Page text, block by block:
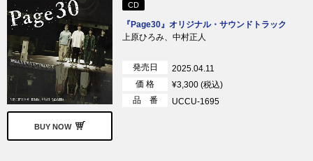
BUY NOW
CD
『Page30』オリジナル・サウンドトラック
上原ひろみ、中村正人
発売日
2025.04.11
価 格
¥3,300 (税込)
品 番
UCCU-1695